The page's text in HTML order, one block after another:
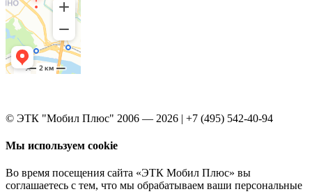
© ЭТК "Мобил Плюс" 2006 — 2026 | +7 (495) 542-40-94
Мы используем cookie
Во время посещения сайта «ЭТК Мобил Плюс» вы
соглашаетесь с тем, что мы обрабатываем ваши персональные